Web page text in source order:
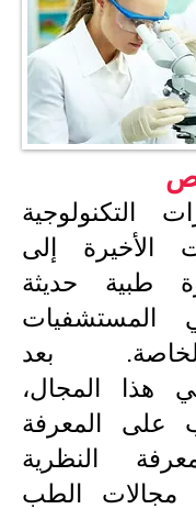
التكنولوجية
الأخيرة إلى
طبية حديثة
المستشفيات
الخاصة. بعد
هذا المجال،
على المعرفة
النظرية
مجالات الطب